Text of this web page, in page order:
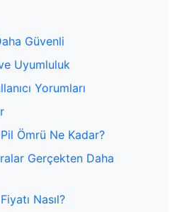
Güvenli
Uyumluluk
Yorumları
Ömrü Ne Kadar?
Gerçekten Daha
Nasıl?